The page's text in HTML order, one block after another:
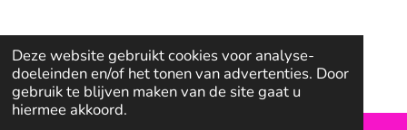
Deze website gebruikt cookies voor analyse-
doeleinden en/of het tonen van advertenties. Door
gebruik te blijven maken van de site gaat u
hiermee akkoord.